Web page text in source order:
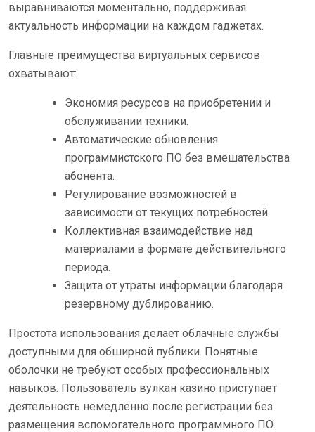
выравниваются моментально, поддерживая
актуальность информации на каждом гаджетах.
Главные преимущества виртуальных сервисов
охватывают:
Экономия ресурсов на приобретении и
обслуживании техники.
Автоматические обновления
программистского ПО без вмешательства
абонента.
Регулирование возможностей в
зависимости от текущих потребностей.
Коллективная взаимодействие над
материалами в формате действительного
периода.
Защита от утраты информации благодаря
резервному дублированию.
Простота использования делает облачные службы
доступными для обширной публики. Понятные
оболочки не требуют особых профессиональных
навыков. Пользователь вулкан казино приступает
деятельность немедленно после регистрации без
размещения вспомогательного программного ПО.